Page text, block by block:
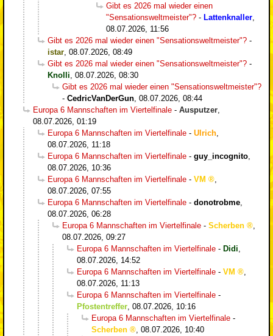
Gibt es 2026 mal wieder einen
"Sensationsweltmeister"? - Lattenknaller
08.07.2026, 11:56
Gibt es 2026 mal wieder einen "Sensationsweltmeister"? -
istar 08.07.2026, 08:49
Gibt es 2026 mal wieder einen "Sensationsweltmeister"? -
Knolli 08.07.2026, 08:30
Gibt es 2026 mal wieder einen "Sensationsweltmeister"?
- CedricVanDerGun 08.07.2026, 08:44
Europa 6 Mannschaften im Viertelfinale - Ausputzer
08.07.2026, 01:19
Europa 6 Mannschaften im Viertelfinale - Ulrich
08.07.2026, 11:18
Europa 6 Mannschaften im Viertelfinale - guy_incognito
08.07.2026, 10:36
Europa 6 Mannschaften im Viertelfinale - VM
08.07.2026, 07:55
Europa 6 Mannschaften im Viertelfinale - donotrobme
08.07.2026, 06:28
Europa 6 Mannschaften im Viertelfinale - Scherben
08.07.2026, 09:27
Europa 6 Mannschaften im Viertelfinale - Didi
08.07.2026, 14:52
Europa 6 Mannschaften im Viertelfinale - VM
08.07.2026, 11:13
Europa 6 Mannschaften im Viertelfinale -
Pfostentreffer 08.07.2026, 10:16
Europa 6 Mannschaften im Viertelfinale -
Scherben
08.07.2026, 10:40